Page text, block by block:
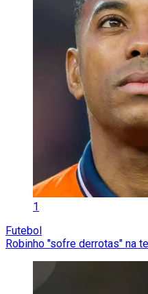
1
Futebol
Robinho "sofre derrotas" na